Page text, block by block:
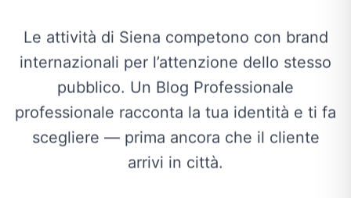
Le attività di Siena competono con brand
internazionali per l’attenzione dello stesso
pubblico. Un Blog Professionale
professionale racconta la tua identità e ti fa
scegliere — prima ancora che il cliente
arrivi in città.